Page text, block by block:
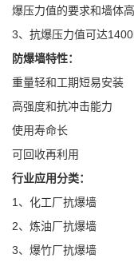
爆压力值的要求和墙体
3、抗爆压力值可达
防爆墙特性：
重量轻和工期短易安装
高强度和抗冲击能力
使用寿命长
可回收再利用
行业应用分类：
1、化工厂抗爆墙
2、炼油厂抗爆墙
3、爆竹厂抗爆墙